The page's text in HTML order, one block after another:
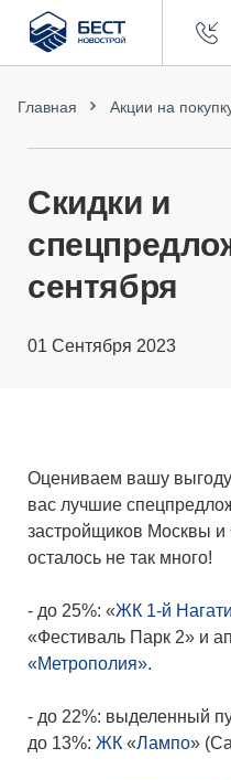
Бест
Новострой
ПОКУПАТЕЛЯМ
ЗАСТРОЙЩИКАМ
О КОМПАНИИ
Главная Акции на
Скидки и
сентября
01 Сентября 2023
Оцениваем вашу
вас лучшие
застройщиков Москвы и
осталось не так много!
- до 25%: «ЖК 1-й
«Фестиваль Парк 2» и
«Метрополия».
- до 22%: выделенный
до 13%: ЖК «Лампо»